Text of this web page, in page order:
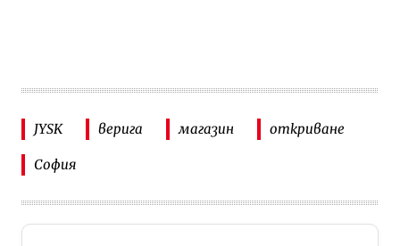
JYSK верига магазин откриване
София